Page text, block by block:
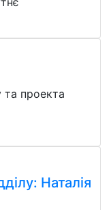
та проекта
Наталія